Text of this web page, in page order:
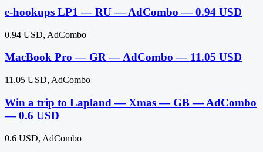
e-hookups LP1 — RU — AdCombo — 0.94 USD
0.94 USD, AdCombo
MacBook Pro — GR — AdCombo — 11.05 USD
11.05 USD, AdCombo
Win a trip to Lapland — Xmas — GB — AdCombo
— 0.6 USD
0.6 USD, AdCombo